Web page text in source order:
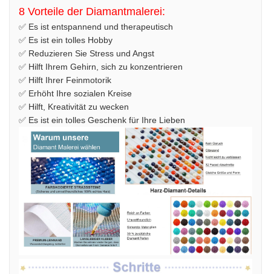
8 Vorteile der Diamantmalerei:
✅ Es ist entspannend und therapeutisch
✅ Es ist ein tolles Hobby
✅ Reduzieren Sie Stress und Angst
✅ Hilft Ihrem Gehirn, sich zu konzentrieren
✅ Hilft Ihrer Feinmotorik
✅ Erhöht Ihre sozialen Kreise
✅ Hilft, Kreativität zu wecken
✅ Es ist ein tolles Geschenk für Ihre Lieben